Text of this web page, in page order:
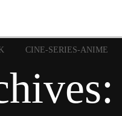
CINE-SERIES-ANIME